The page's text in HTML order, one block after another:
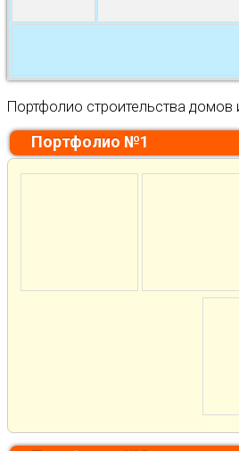
Портфолио строительства
Портфолио №1